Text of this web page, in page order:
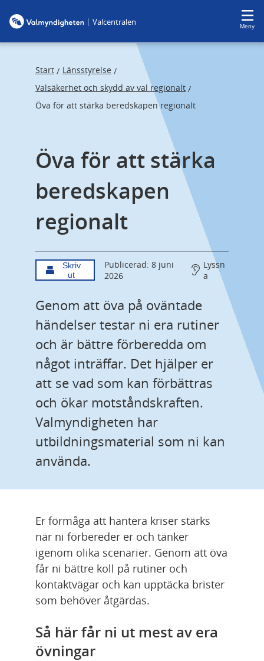
| Valcentralen Meny
Start / Länsstyrelse /
Valsäkerhet och skydd av val regionalt /
Öva för att stärka beredskapen regionalt
Öva för att stärka
beredskapen
regionalt
Skriv
ut
Publicerad: 8 juni
2026
Lyssn
a
Genom att öva på oväntade
händelser testar ni era rutiner
och är bättre förberedda om
något inträffar. Det hjälper er
att se vad som kan förbättras
och ökar motståndskraften.
Valmyndigheten har
utbildningsmaterial som ni kan
använda.
Er förmåga att hantera kriser stärks
när ni förbereder er och tänker
igenom olika scenarier. Genom att öva
får ni bättre koll på rutiner och
kontaktvägar och kan upptäcka brister
som behöver åtgärdas.
Så här får ni ut mest av era
övningar
c
c